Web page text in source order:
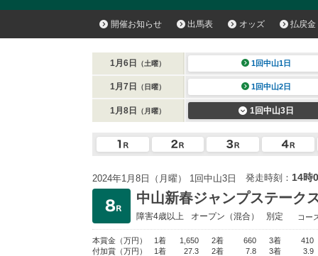
開催お知らせ 出馬表 オッズ 払戻金
1月6日 （土曜） 1回中山1日
1月7日 （日曜） 1回中山2日
1月8日 （月曜） 1回中山3日
2024年1月8日（月曜） 1回中山3日 発走時刻： 14時
中山新春ジャンプステーク
障害4歳以上 オープン （混合） 別定 コー
本賞金 （万円） 1着 1,650 2着 660 3着
410
付加賞 （万円） 1着 27.3 2着 7.8 3着 3.9